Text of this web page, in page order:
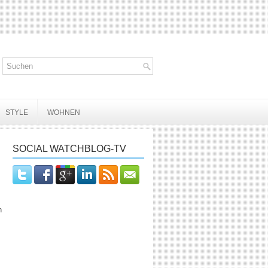
STYLE WOHNEN
SOCIAL WATCHBLOG-TV